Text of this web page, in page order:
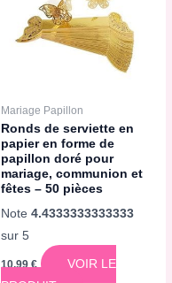
Mariage Papillon
Ronds de serviette en
papier en forme de
papillon doré pour
mariage, communion et
fêtes – 50 pièces
Note 4.4333333333333
sur 5
10,99€
VOIR LE